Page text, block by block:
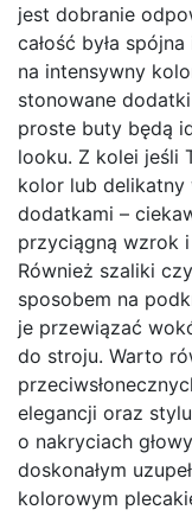
jest dobranie
całość była
na intensywny
stonowane
proste buty będą
looku. Z kolei jeśli
kolor lub delikatny
dodatkami –
przyciągną wzrok
Również szaliki
sposobem na
je przewiązać
do stroju. Warto
elegancji oraz
o nakryciach
doskonałym
kolorowym